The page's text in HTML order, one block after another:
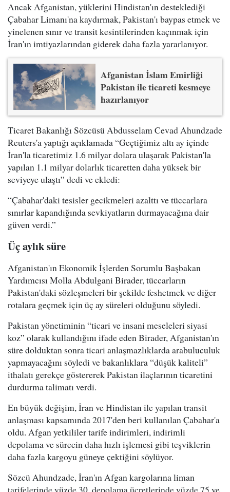
Ancak Afganistan, yüklerini Hindistan'ın desteklediği
Çabahar Limanı'na kaydırmak, Pakistan'ı baypas etmek ve
yinelenen sınır ve transit kesintilerinden kaçınmak için
İran'ın imtiyazlarından giderek daha fazla yararlanıyor.
Afganistan İslam Emirliği
Pakistan ile ticareti kesmeye
hazırlanıyor
Ticaret Bakanlığı Sözcüsü Abdusselam Cevad Ahundzade
Reuters'a yaptığı açıklamada “Geçtiğimiz altı ay içinde
İran'la ticaretimiz 1.6 milyar dolara ulaşarak Pakistan'la
yapılan 1.1 milyar dolarlık ticaretten daha yüksek bir
seviyeye ulaştı” dedi ve ekledi:
“Çabahar'daki tesisler gecikmeleri azalttı ve tüccarlara
sınırlar kapandığında sevkiyatların durmayacağına dair
güven verdi.”
Üç aylık süre
Afganistan'ın Ekonomik İşlerden Sorumlu Başbakan
Yardımcısı Molla Abdulgani Birader, tüccarların
Pakistan'daki sözleşmeleri bir şekilde feshetmek ve diğer
rotalara geçmek için üç ay süreleri olduğunu söyledi.
Pakistan yönetiminin “ticari ve insani meseleleri siyasi
koz” olarak kullandığını ifade eden Birader, Afganistan'ın
süre dolduktan sonra ticari anlaşmazlıklarda arabuluculuk
yapmayacağını söyledi ve bakanlıklara “düşük kaliteli”
ithalatı gerekçe göstererek Pakistan ilaçlarının ticaretini
durdurma talimatı verdi.
En büyük değişim, İran ve Hindistan ile yapılan transit
anlaşması kapsamında 2017'den beri kullanılan Çabahar'a
oldu. Afgan yetkililer tarife indirimleri, indirimli
depolama ve sürecin daha hızlı işlemesi gibi teşviklerin
daha fazla kargoyu güneye çektiğini söylüyor.
Sözcü Ahundzade, İran'ın Afgan kargolarına liman
tarifelerinde yüzde 30, depolama ücretlerinde yüzde 75 ve